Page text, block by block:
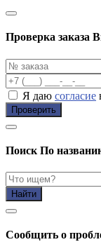
Проверка заказа
Я даю согласие
Проверить
Поиск По
Найти
Cообщить о